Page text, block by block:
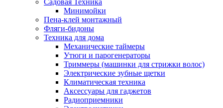
Садовая Техника
Минимойки
Пена-клей монтажный
Фляги-бидоны
Техника для дома
Механические таймеры
Утюги и парогенераторы
Триммеры (машинки для стрижки волос)
Электрические зубные щетки
Климатическая техника
Аксессуары для гаджетов
Радиоприемники